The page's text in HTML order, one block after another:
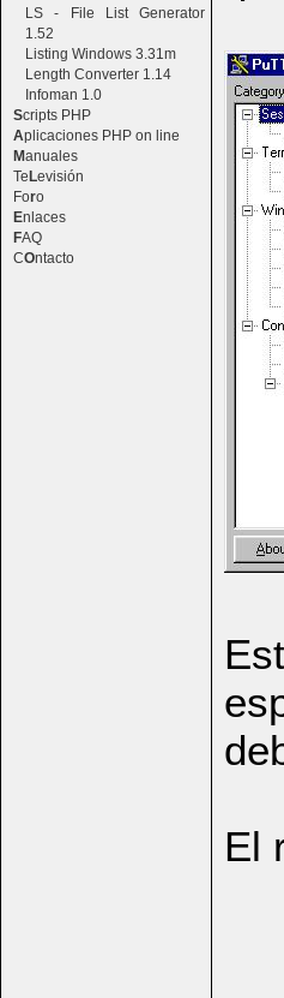
LS - File List Generator
1.52
Listing Windows 3.31m
Length Converter 1.14
Infoman 1.0
Scripts PHP
Aplicaciones PHP on line
Manuales
TeLevisión
Foro
Enlaces
FAQ
COntacto
El